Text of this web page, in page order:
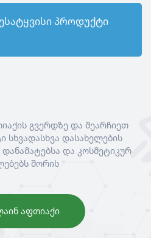
პროდუქტი
გვერდზე და შეარჩიეთ
სხვადასხვა დასახელების
დანამატებსა და კოსმეტიკურ
შორის
ᲐᲤᲗᲘᲐᲥᲘ